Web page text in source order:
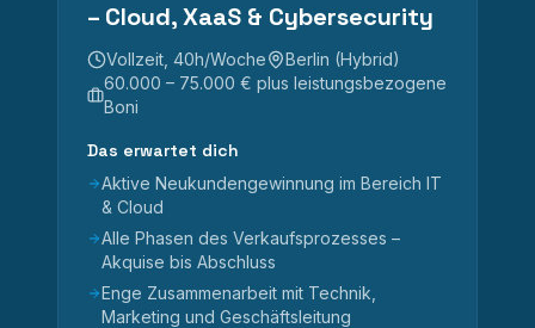
– Cloud, XaaS & Cybersecurity
Vollzeit, 40h/Woche
Berlin (Hybrid)
60.000 – 75.000 € plus leistungsbezogene
Boni
Das erwartet dich
Aktive Neukundengewinnung im Bereich IT
& Cloud
Alle Phasen des Verkaufsprozesses –
Akquise bis Abschluss
Enge Zusammenarbeit mit Technik,
Marketing und Geschäftsleitung